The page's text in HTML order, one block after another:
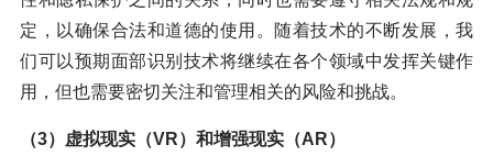
定，以确保合法和道德的使用。随着技术的不断发展，我
们可以预期面部识别技术将继续在各个领域中发挥关键作
用，但也需要密切关注和管理相关的风险和挑战。
（3）虚拟现实（VR）和增强现实（AR）